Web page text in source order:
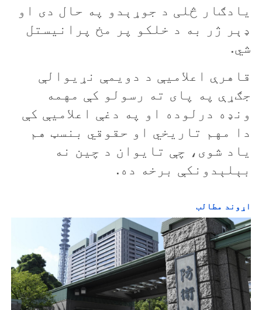
يادګار څلی د جوړېدو په حال دی او
ډېر ژر به د خلکو پر مخ پرانيستل
شي.
قاهرې اعلاميې د دويمې نړيوالې
جګړې په پای ته رسولو کې مهمه
ونډه درلوده او په دغې اعلاميې کې
دا مهم تاريخي او حقوقي بنسټ هم
ياد شوی، چې تايوان د چين نه
بېلېدونکې برخه ده.
اړوند مطالب